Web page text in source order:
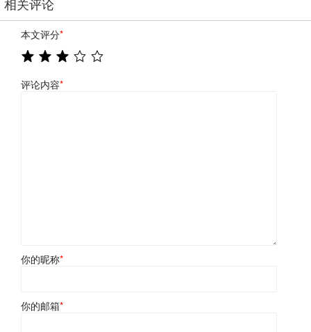
本文评分*
评论内容*
你的昵称*
你的邮箱*